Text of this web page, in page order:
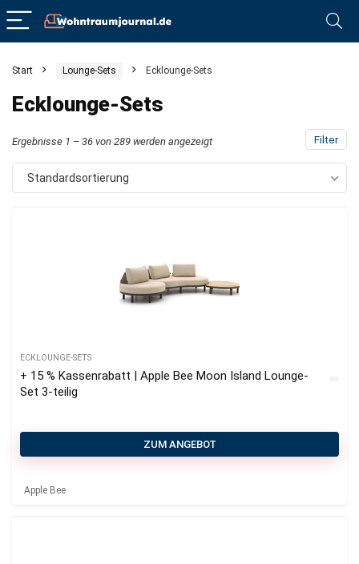
Start Lounge-Sets Ecklounge-Sets
Ecklounge-Sets
Filter
Ergebnisse 1 – 36 von 289 werden angezeigt
Standardsortierung
ECKLOUNGE-SETS
+ 15 % Kassenrabatt | Apple Bee Moon Island Lounge-
Set 3-teilig
ZUM ANGEBOT
Apple Bee